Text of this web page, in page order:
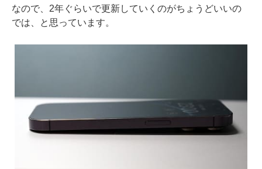
なので、2年ぐらいで更新していくのがちょうどいいの
では、と思っています。